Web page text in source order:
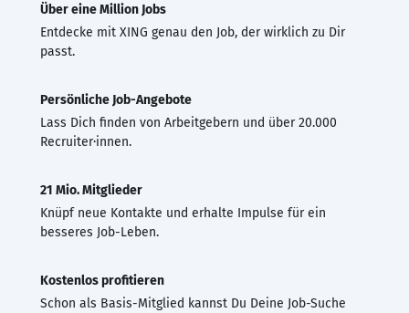
Über eine Million Jobs
Entdecke mit XING genau den Job, der wirklich zu Dir
passt.
Persönliche Job-Angebote
Lass Dich finden von Arbeitgebern und über 20.000
Recruiter·innen.
21 Mio. Mitglieder
Knüpf neue Kontakte und erhalte Impulse für ein
besseres Job-Leben.
Kostenlos profitieren
Schon als Basis-Mitglied kannst Du Deine Job-Suche